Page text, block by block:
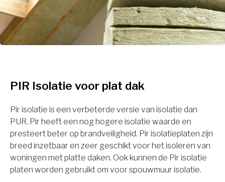
PIR Isolatie voor plat dak
Pir isolatie is een verbeterde versie van isolatie dan
PUR. Pir heeft een nog hogere isolatie waarde en
presteert beter op brandveiligheid. Pir isolatieplaten zijn
breed inzetbaar en zeer geschikt voor het isoleren van
woningen met platte daken. Ook kunnen de Pir isolatie
platen worden gebruikt om voor spouwmuur isolatie.